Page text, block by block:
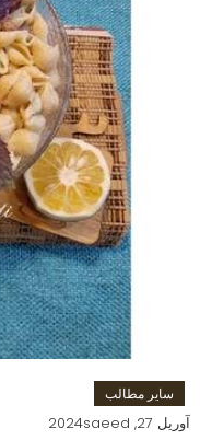
سایر مطالب
آوریل 27, 2024 saeed